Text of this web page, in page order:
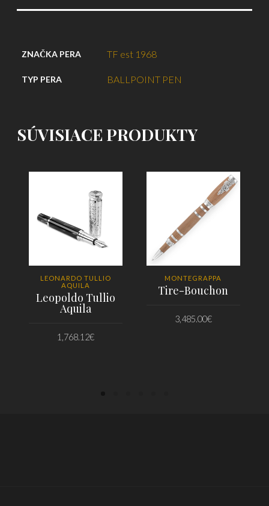
ZNAČKA PERA TF est 1968
TYP PERA BALLPOINT PEN
SÚVISIACE PRODUKTY
LEONARDO TULLIO
AQUILA
Leopoldo Tullio
Aquila
1,768.12€
MONTEGRAPPA
Tire-Bouchon
3,485.00€